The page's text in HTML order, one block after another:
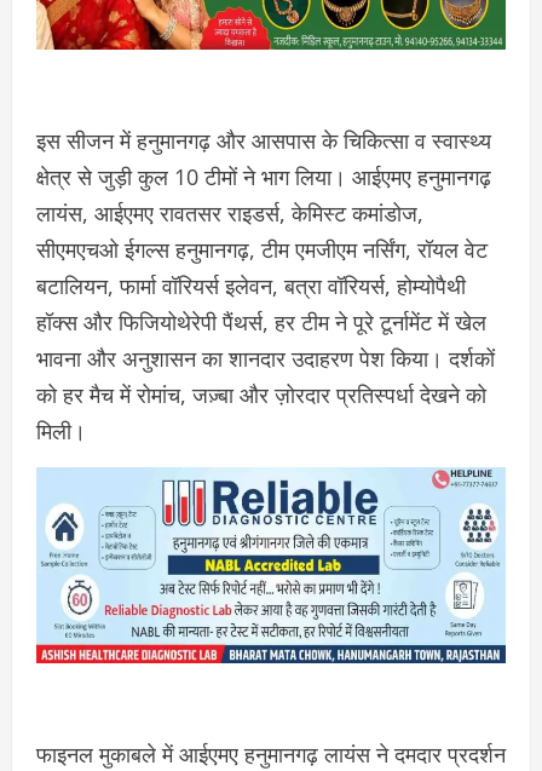
इस सीजन में हनुमानगढ़ और आसपास के चिकित्सा व स्वास्थ्य
क्षेत्र से जुड़ी कुल 10 टीमों ने भाग लिया। आईएमए हनुमानगढ़
लायंस, आईएमए रावतसर राइडर्स, केमिस्ट कमांडोज,
सीएमएचओ ईगल्स हनुमानगढ़, टीम एमजीएम नर्सिंग, रॉयल वेट
बटालियन, फार्मा वॉरियर्स इलेवन, बत्रा वॉरियर्स, होम्योपैथी
हॉक्स और फिजियोथेरेपी पैंथर्स, हर टीम ने पूरे टूर्नामेंट में खेल
भावना और अनुशासन का शानदार उदाहरण पेश किया। दर्शकों
को हर मैच में रोमांच, जज़्बा और ज़ोरदार प्रतिस्पर्धा देखने को
मिली।
फाइनल मुकाबले में आईएमए हनुमानगढ़ लायंस ने दमदार प्रदर्शन